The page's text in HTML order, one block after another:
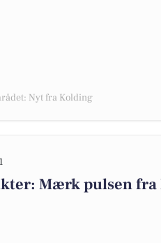
Nyt fra Kolding
Mærk pulsen